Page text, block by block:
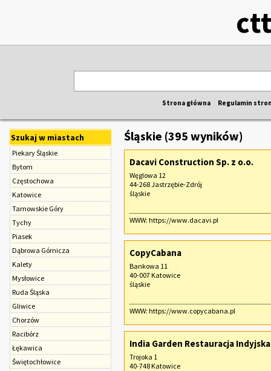
Strona główna Regulamin
Szukaj w miastach
Piekary Śląskie
Bytom
Częstochowa
Katowice
Tarnowskie Góry
Tychy
Piasek
Dąbrowa Górnicza
Kalety
Mysłowice
Ruda Śląska
Gliwice
Chorzów
Racibórz
Łękawica
Świętochłowice
Śląskie (395 wyników)
Dacavi Construction Sp. z o.o.
Węglowa 12
44-268 Jastrzębie-Zdrój
śląskie
WWW: https://www.dacavi.pl
CopyCabana
Bankowa 11
40-007 Katowice
śląskie
WWW: https://www.copycabana.pl
India Garden Restauracja
Trojoka 1
40-748 Katowice